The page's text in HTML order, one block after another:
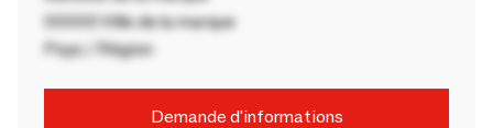
00000 Ville de la marque
Pays / Région
Demande d'informations